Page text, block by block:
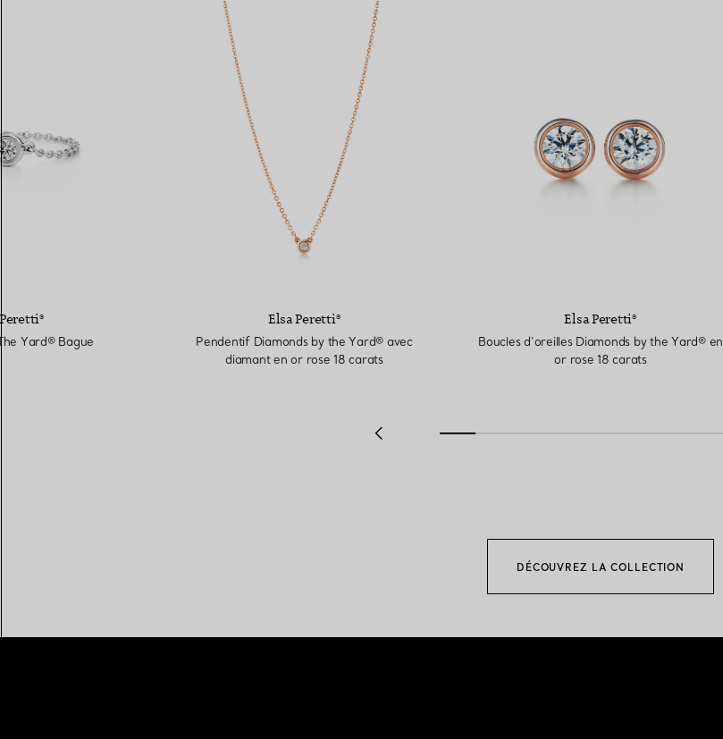
Yard® Bague
Elsa Peretti®
Pendentif Diamonds by the Yard® avec
diamant en or rose 18 carats
Elsa Peretti®
Boucles d’oreilles Diamonds by the Yard® en
or rose 18 carats
DÉCOUVREZ LA COLLECTION